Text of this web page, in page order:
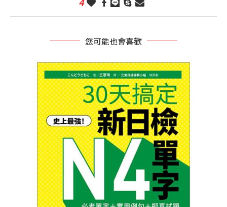
您可能也會喜歡